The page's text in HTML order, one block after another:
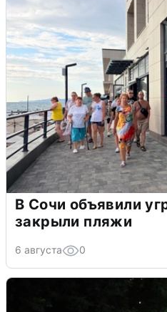
В Сочи объявили
закрыли пляжи
6 августа 0